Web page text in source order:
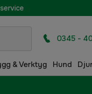
0345 -
& Verktyg Hund